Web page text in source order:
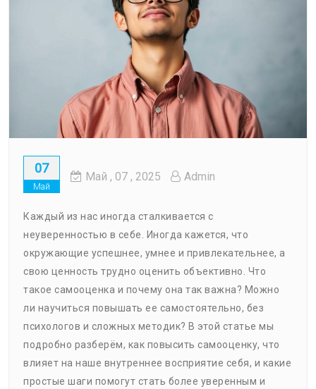
07
Май
Май , 07 , 2025 Admin
Каждый из нас иногда сталкивается с
неуверенностью в себе. Иногда кажется, что
окружающие успешнее, умнее и привлекательнее, а
свою ценность трудно оценить объективно. Что
такое самооценка и почему она так важна? Можно
ли научиться повышать ее самостоятельно, без
психологов и сложных методик? В этой статье мы
подробно разберём, как повысить самооценку, что
влияет на наше внутреннее восприятие себя, и какие
простые шаги помогут стать более уверенным и